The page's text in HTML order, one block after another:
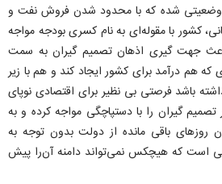
وضعیتی شده که با محدود شدن فروش نفت و
کشور با مقوله‌ای به نام کسری بودجه مواجه
جهت گیری اذهان تصمیم گیران به سمت
هم درآمد برای کشور ایجاد کند و هم با زیر
باشد فرصتی بی نظیر برای اقتصادی نوپای
گیران را با دستپاچگی مواجه کرده و به
روزهای باقی مانده از دولت بدون توجه به
است که هیچکس نمی‌تواند دامنه آن‌را پیش